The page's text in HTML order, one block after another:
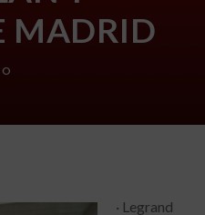
MADRID
· Legrand